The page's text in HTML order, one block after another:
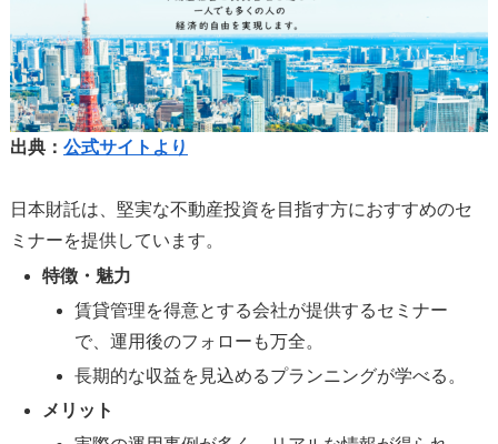
出典： 公式サイトより
日本財託は、堅実な不動産投資を目指す方におすすめのセ
ミナーを提供しています。
特徴・魅力
賃貸管理を得意とする会社が提供するセミナー
で、運用後のフォローも万全。
長期的な収益を見込めるプランニングが学べる。
メリット